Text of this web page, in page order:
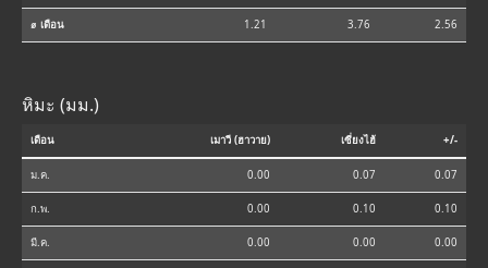
⌀ เดือน 1.21 3.76 2.56
หิมะ (มม.)
เดือน เมาวี (ฮาวาย) เซี่ยงไฮ้ +/-
ม.ค. 0.00 0.07 0.07
ก.พ. 0.00 0.10 0.10
มี.ค. 0.00 0.00 0.00